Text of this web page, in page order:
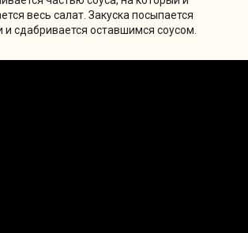
весь салат. Закуска посыпается
и сдабривается оставшимся соусом.